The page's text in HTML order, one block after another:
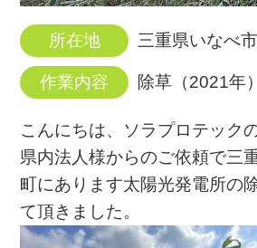
所在地 三重県いなべ市
作業内容 除草（2021年）
こんにちは、ソラプロテック
県内法人様からのご依頼で三
町にあります太陽光発電所の
て頂きました。